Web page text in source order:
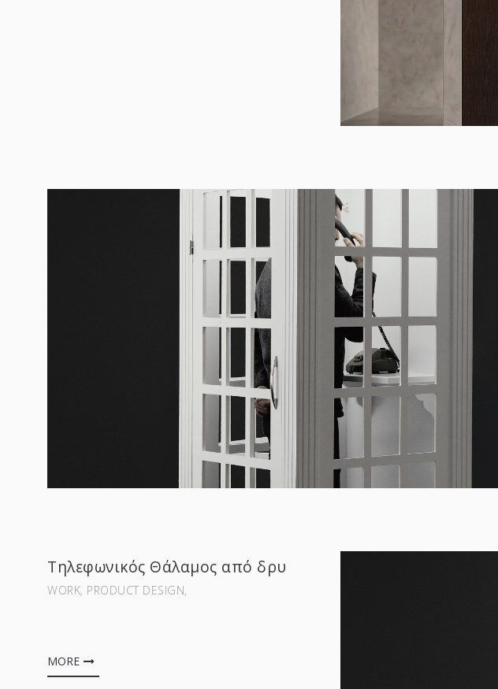
Τηλεφωνικός Θάλαμος από δρυ
WORK‚ PRODUCT DESIGN‚
MORE